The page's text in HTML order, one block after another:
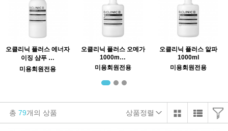
오클리닉 플러스 에너자
이징 샴푸 …
미용회원전용
오클리닉 플러스 오메가
1000m…
미용회원전용
오클리닉 플러스 알파
1000ml
미용회원전용
총 79개의 상품 상품정렬